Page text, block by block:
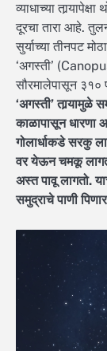
व्याधाच्या
दूरचा तारा आहे.
सुर्याच्या तीनपट
‘अगस्ती’
सौरमालेपासून ३१०
‘अगस्ती’ तार्‍यामुळे
काळापासून धारणा
गोलार्धाकडे सरकु
वर येऊन चमकू
अस्त पावू लागतो.
समुद्राचे पाणी